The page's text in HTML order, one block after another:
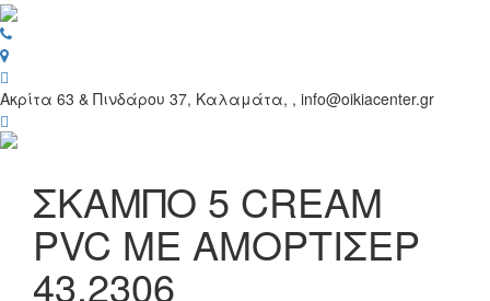
Ακρίτα 63 & Πινδάρου 37, Καλαμάτα, , info@oikiacenter.gr
ΣΚΑΜΠΟ 5 CREAM
PVC ΜΕ ΑΜΟΡΤΙΣΕΡ
43.2306